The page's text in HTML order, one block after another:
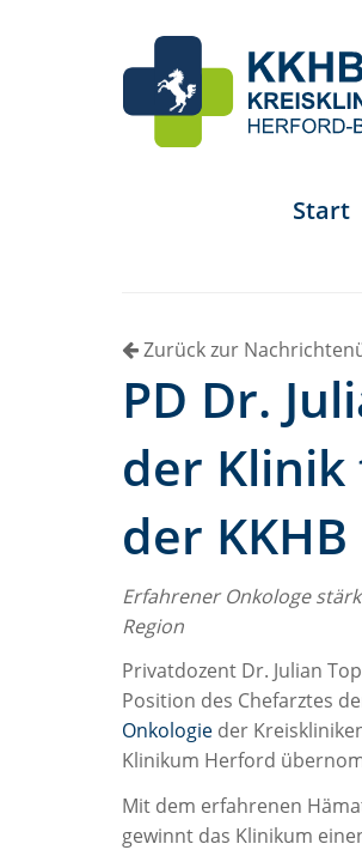
Start
Zurück zur
PD Dr.
der
der KKHB
Erfahrener Onkologe
Region
Privatdozent Dr. Julian
Position des Chefarztes
Onkologie der
Klinikum Herford
Mit dem erfahrenen
gewinnt das Klinikum